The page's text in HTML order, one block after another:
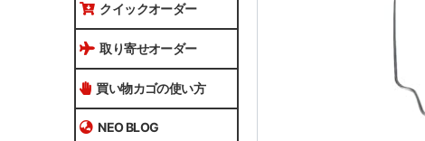
クイックオーダー
取り寄せオーダー
買い物カゴの使い方
NEO BLOG